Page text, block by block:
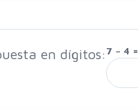
en dígitos: 7 − 4 =